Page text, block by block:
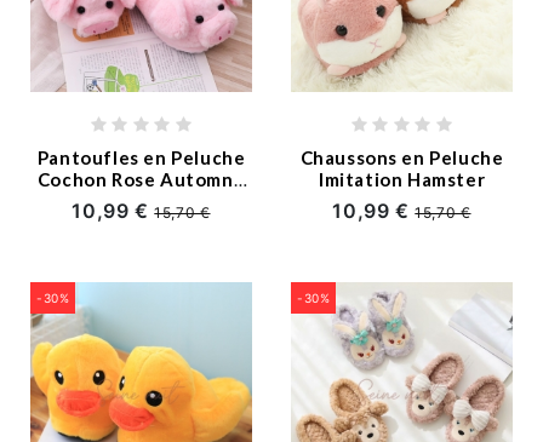
COMBI PYJAMA
PYJAMA ENFANT
PYJAMA BÉBÉ
Accessories
SWEAT PLAID & PULL PLAID
À
Propos
Pantoufles en Peluche
Cochon Rose Automne
et Hiver
10,99 €15,70 €
Chaussons en Peluche
Imitation Hamster
10,99 €15,70 €
-30% -30%